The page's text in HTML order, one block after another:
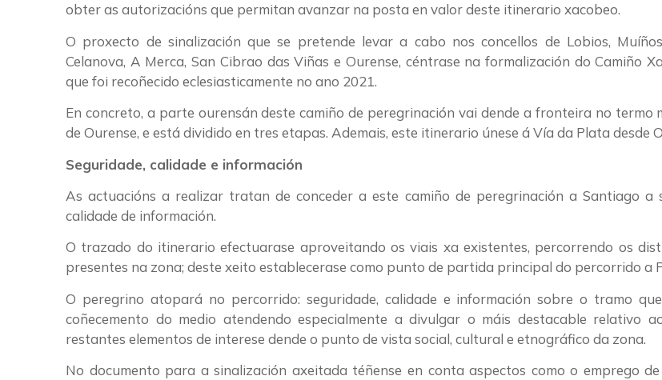
obter as autorizacións que permitan avanzar na posta en valor deste itinerario xacobeo.
O proxecto de sinalización que se pretende levar a cabo nos concellos de Lobios,
Celanova, A Merca, San Cibrao das Viñas e Ourense, céntrase na formalización do Camiño
que foi recoñecido eclesiasticamente no ano 2021.
En concreto, a parte ourensán deste camiño de peregrinación vai dende a fronteira no termo
de Ourense, e está dividido en tres etapas. Ademais, este itinerario únese á Vía da Plata desde
Seguridade, calidade e información
As actuacións a realizar tratan de conceder a este camiño de peregrinación a Santiago a
calidade de información.
O trazado do itinerario efectuarase aproveitando os viais xa existentes, percorrendo os
presentes na zona; deste xeito establecerase como punto de partida principal do percorrido a
O peregrino atopará no percorrido: seguridade, calidade e información sobre o tramo
coñecemento do medio atendendo especialmente a divulgar o máis destacable relativo
restantes elementos de interese dende o punto de vista social, cultural e etnográfico da zona.
No documento para a sinalización axeitada téñense en conta aspectos como o emprego